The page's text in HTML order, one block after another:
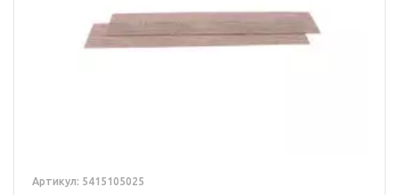
Артикул: 5415105025